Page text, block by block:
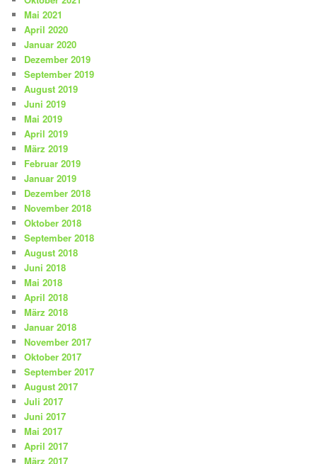
Mai 2021
April 2020
Januar 2020
Dezember 2019
September 2019
August 2019
Juni 2019
Mai 2019
April 2019
März 2019
Februar 2019
Januar 2019
Dezember 2018
November 2018
Oktober 2018
September 2018
August 2018
Juni 2018
Mai 2018
April 2018
März 2018
Januar 2018
November 2017
Oktober 2017
September 2017
August 2017
Juli 2017
Juni 2017
Mai 2017
April 2017
März 2017